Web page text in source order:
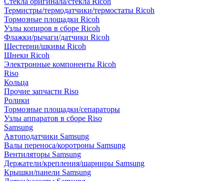
Термистры/термодатчики/термостаты Ricoh
Тормозные площадки Ricoh
Узлы копиров в сборе Ricoh
Флажки/рычаги/датчики Ricoh
Шестерни/шкивы Ricoh
Шнеки Ricoh
Электронные компоненты Ricoh
Riso
Кольца
Прочие запчасти Riso
Ролики
Тормозные площадки/сепараторы
Узлы аппаратов в сборе Riso
Samsung
Автоподатчики Samsung
Валы переноса/коротроны Samsung
Вентиляторы Samsung
Держатели/крепления/шарниры Samsung
Крышки/панели Samsung